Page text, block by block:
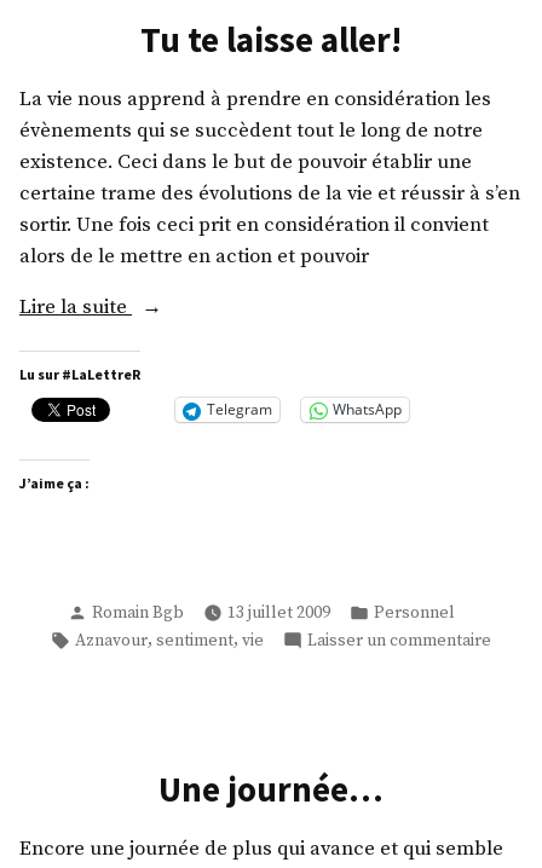
Tu te laisse aller!
La vie nous apprend à prendre en considération les
évènements qui se succèdent tout le long de notre
existence. Ceci dans le but de pouvoir établir une
certaine trame des évolutions de la vie et réussir à s’en
sortir. Une fois ceci prit en considération il convient
alors de le mettre en action et pouvoir
Lire la suite « Tu
laisse
aller! »
Lu sur #LaLettreR
Telegram WhatsApp
J’aime ça :
Publié
par
Romain Bgb 13 juillet 2009
Publié
dans
Personnel
Étiquettes :
Aznavour, sentiment, vie Laisser un commentaire
Une journée…
Encore une journée de plus qui avance et qui semble